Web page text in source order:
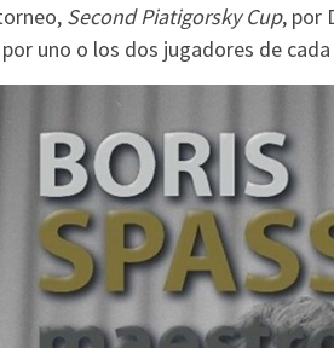
Second Piatigorsky Cup, por
uno o los dos jugadores de